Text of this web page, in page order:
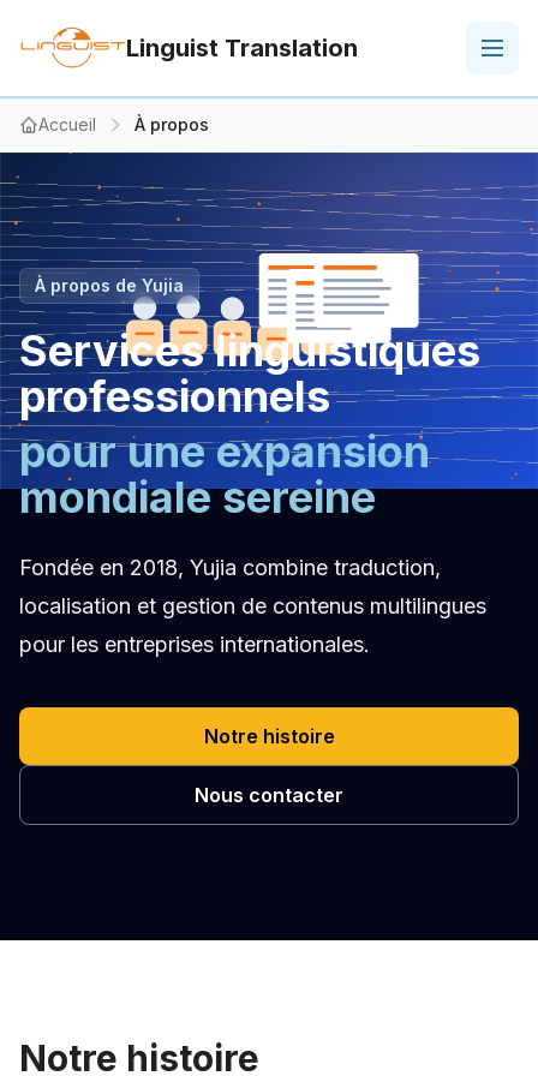
Linguist Translation
Accueil À propos
À propos de Yujia
Services linguistiques
professionnels
pour une expansion
mondiale sereine
Fondée en 2018, Yujia combine traduction,
localisation et gestion de contenus multilingues
pour les entreprises internationales.
Notre histoire
Nous contacter
Notre histoire